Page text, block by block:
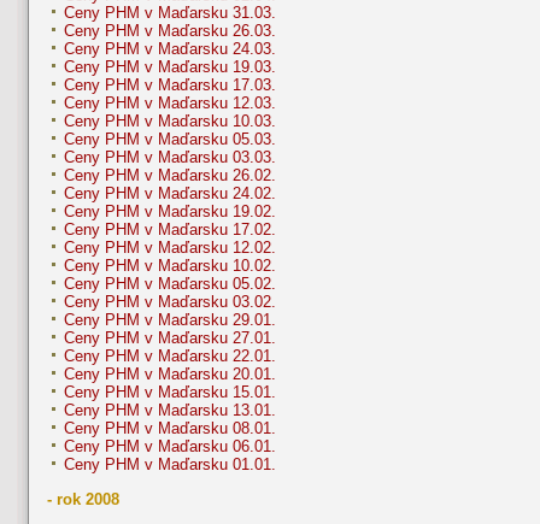
Ceny PHM v Maďarsku 31.03.
Ceny PHM v Maďarsku 26.03.
Ceny PHM v Maďarsku 24.03.
Ceny PHM v Maďarsku 19.03.
Ceny PHM v Maďarsku 17.03.
Ceny PHM v Maďarsku 12.03.
Ceny PHM v Maďarsku 10.03.
Ceny PHM v Maďarsku 05.03.
Ceny PHM v Maďarsku 03.03.
Ceny PHM v Maďarsku 26.02.
Ceny PHM v Maďarsku 24.02.
Ceny PHM v Maďarsku 19.02.
Ceny PHM v Maďarsku 17.02.
Ceny PHM v Maďarsku 12.02.
Ceny PHM v Maďarsku 10.02.
Ceny PHM v Maďarsku 05.02.
Ceny PHM v Maďarsku 03.02.
Ceny PHM v Maďarsku 29.01.
Ceny PHM v Maďarsku 27.01.
Ceny PHM v Maďarsku 22.01.
Ceny PHM v Maďarsku 20.01.
Ceny PHM v Maďarsku 15.01.
Ceny PHM v Maďarsku 13.01.
Ceny PHM v Maďarsku 08.01.
Ceny PHM v Maďarsku 06.01.
Ceny PHM v Maďarsku 01.01.
- rok 2008